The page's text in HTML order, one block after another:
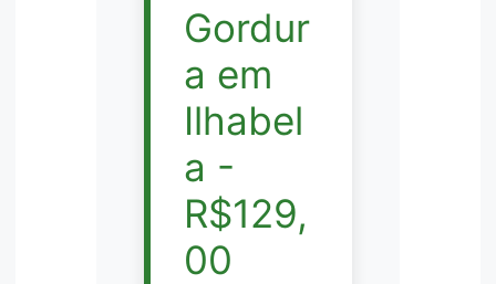
Gordur
a em
Ilhabel
a -
R$129,
00